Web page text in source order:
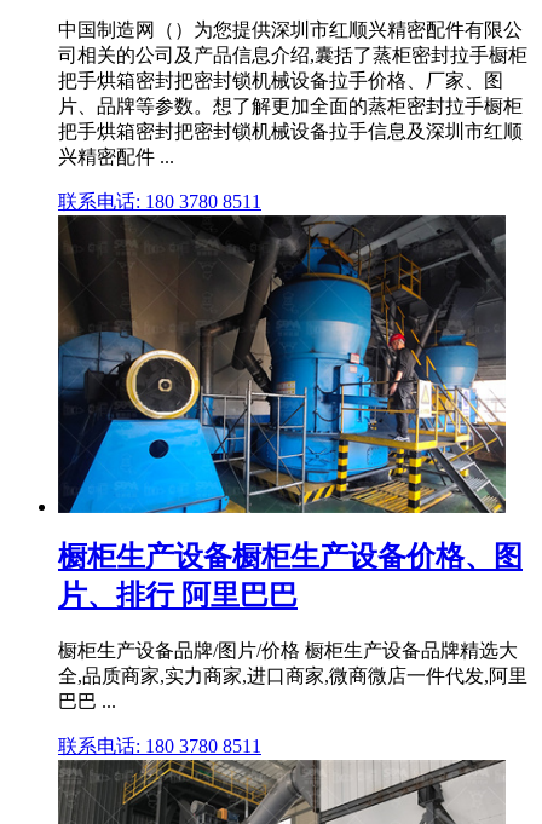
中国制造网（）为您提供深圳市红顺兴精密配件有限公
司相关的公司及产品信息介绍,囊括了蒸柜密封拉手橱柜
把手烘箱密封把密封锁机械设备拉手价格、厂家、图
片、品牌等参数。想了解更加全面的蒸柜密封拉手橱柜
把手烘箱密封把密封锁机械设备拉手信息及深圳市红顺
兴精密配件 ...
联系电话: 180 3780 8511
橱柜生产设备橱柜生产设备价格、图
片、排行 阿里巴巴
橱柜生产设备品牌/图片/价格 橱柜生产设备品牌精选大
全,品质商家,实力商家,进口商家,微商微店一件代发,阿里
巴巴 ...
联系电话: 180 3780 8511